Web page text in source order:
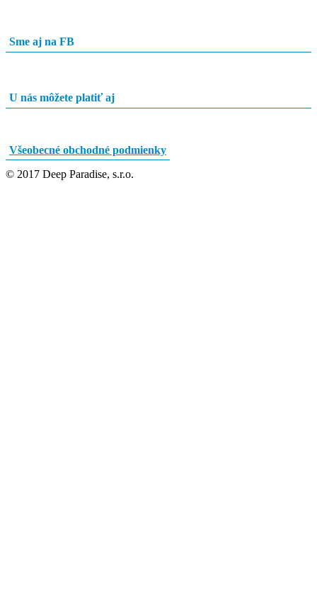
Sme aj na FB
U nás môžete platiť aj
Všeobecné obchodné podmienky
© 2017 Deep Paradise, s.r.o.